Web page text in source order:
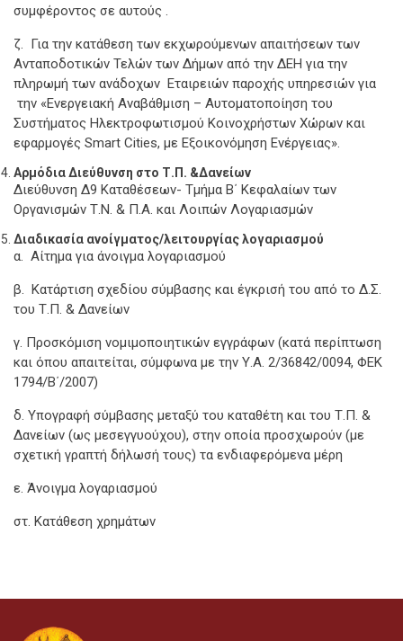
συμφέροντος σε αυτούς .
ζ. Για την κατάθεση των εκχωρούμενων απαιτήσεων των
Ανταποδοτικών Τελών των Δήμων από την ΔΕΗ για την
πληρωμή των ανάδοχων Εταιρειών παροχής υπηρεσιών για
την «Ενεργειακή Αναβάθμιση – Αυτοματοποίηση του
Συστήματος Ηλεκτροφωτισμού Κοινοχρήστων Χώρων και
εφαρμογές Smart Cities, με Εξοικονόμηση Ενέργειας».
Αρμόδια Διεύθυνση στο Τ.Π. &Δανείων
Διεύθυνση Δ9 Καταθέσεων- Τμήμα Β΄ Κεφαλαίων των
Οργανισμών Τ.Ν. & Π.Α. και Λοιπών Λογαριασμών
Διαδικασία ανοίγματος/λειτουργίας λογαριασμού
α. Αίτημα για άνοιγμα λογαριασμού
β. Κατάρτιση σχεδίου σύμβασης και έγκρισή του από το Δ.Σ.
του Τ.Π. & Δανείων
γ. Προσκόμιση νομιμοποιητικών εγγράφων (κατά περίπτωση
και όπου απαιτείται, σύμφωνα με την Υ.Α. 2/36842/0094, ΦΕΚ
1794/Β΄/2007)
δ. Υπογραφή σύμβασης μεταξύ του καταθέτη και του Τ.Π. &
Δανείων (ως μεσεγγυούχου), στην οποία προσχωρούν (με
σχετική γραπτή δήλωσή τους) τα ενδιαφερόμενα μέρη
ε. Άνοιγμα λογαριασμού
στ. Κατάθεση χρημάτων